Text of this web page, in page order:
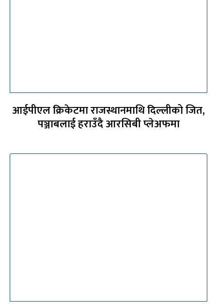
आईपीएल क्रिकेटमा राजस्थानमाथि दिल्लीको जित,
पञ्जाबलाई हराउँदै आरसिबी प्लेअफमा